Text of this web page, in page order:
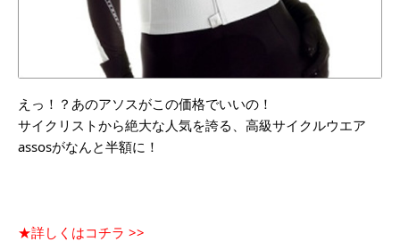
えっ！？あのアソスがこの価格でいいの！
サイクリストから絶大な人気を誇る、高級サイクルウエア
assosがなんと半額に！
★詳しくはコチラ >>